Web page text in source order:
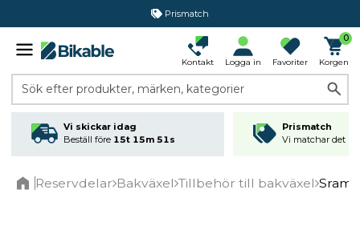
Prismatch
Kontakt Logga in Favoriter
0
Korgen
Sök efter produkter, märken, kategorier
Vi skickar idag
Beställ före 15t 15m 51s
Prismatch
Vi matchar det
Reservdelar Bakväxel Tillbehör till bakväxel Sram